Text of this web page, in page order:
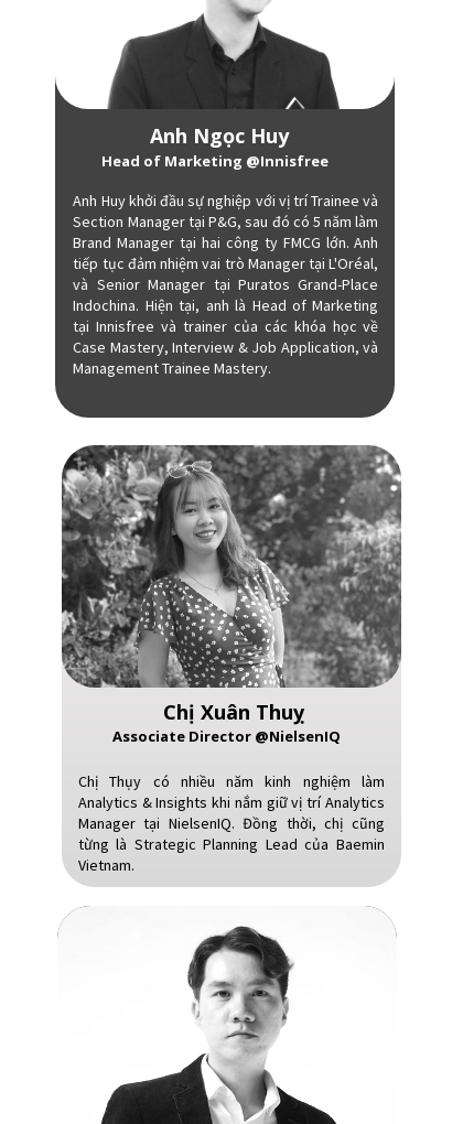
Anh Ngọc Huy
Head of Marketing @Innisfree
Anh Huy khởi đầu sự nghiệp với vị trí Trainee và
Section Manager tại P&G, sau đó có 5 năm làm
Brand Manager tại hai công ty FMCG lớn. Anh
tiếp tục đảm nhiệm vai trò Manager tại L'Oréal,
và Senior Manager tại Puratos Grand-Place
Indochina. Hiện tại, anh là Head of Marketing
tại Innisfree và trainer của các khóa học về
Case Mastery, Interview & Job Application, và
Management Trainee Mastery.
Chị Xuân Thuỵ
Associate Director @NielsenIQ
Chị Thụy có nhiều năm kinh nghiệm làm
Analytics & Insights khi nắm giữ vị trí Analytics
Manager tại NielsenIQ. Đồng thời, chị cũng
từng là Strategic Planning Lead của Baemin
Vietnam.